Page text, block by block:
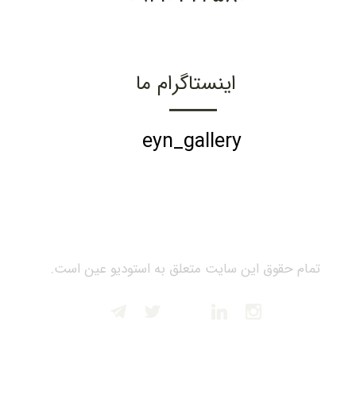
تمام حقوق این سایت متعلق به استودیو عین است.
اینستاگرام ما
eyn_gallery